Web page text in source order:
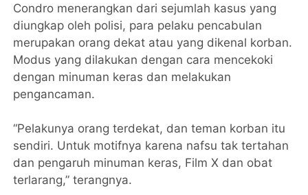
Condro menerangkan dari sejumlah kasus yang
diungkap oleh polisi, para pelaku pencabulan
merupakan orang dekat atau yang dikenal korban.
Modus yang dilakukan dengan cara mencekoki
dengan minuman keras dan melakukan
pengancaman.
“Pelakunya orang terdekat, dan teman korban itu
sendiri. Untuk motifnya karena nafsu tak tertahan
dan pengaruh minuman keras, Film X dan obat
terlarang,” terangnya.